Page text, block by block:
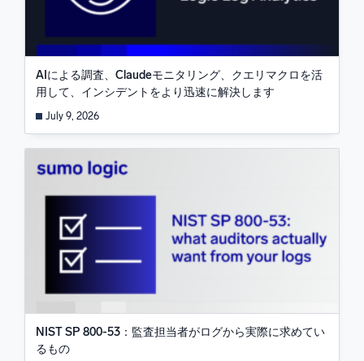
AIによる調査、Claudeモニタリング、クエリマクロを活
用して、インシデントをより迅速に解決します
July 9, 2026
NIST SP 800-53：監査担当者がログから実際に求めてい
るもの